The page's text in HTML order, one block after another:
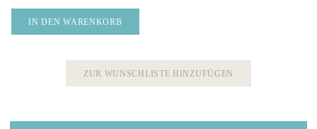
IN DEN WARENKORB
ZUR WUNSCHLISTE HINZUFÜGEN